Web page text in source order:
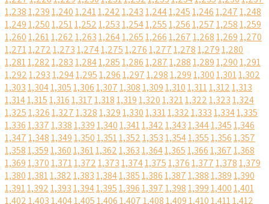
1,2381,2391,2401,2411,2421,2431,2441,2451,2461,2471,248
1,2491,2501,2511,2521,2531,2541,2551,2561,2571,2581,259
1,2601,2611,2621,2631,2641,2651,2661,2671,2681,2691,270
1,2711,2721,2731,2741,2751,2761,2771,2781,2791,280
1,2811,2821,2831,2841,2851,2861,2871,2881,2891,2901,291
1,2921,2931,2941,2951,2961,2971,2981,2991,3001,3011,302
1,3031,3041,3051,3061,3071,3081,3091,3101,3111,3121,313
1,3141,3151,3161,3171,3181,3191,3201,3211,3221,3231,324
1,3251,3261,3271,3281,3291,3301,3311,3321,3331,3341,335
1,3361,3371,3381,3391,3401,3411,3421,3431,3441,3451,346
1,3471,3481,3491,3501,3511,3521,3531,3541,3551,3561,357
1,3581,3591,3601,3611,3621,3631,3641,3651,3661,3671,368
1,3691,3701,3711,3721,3731,3741,3751,3761,3771,3781,379
1,3801,3811,3821,3831,3841,3851,3861,3871,3881,3891,390
1,3911,3921,3931,3941,3951,3961,3971,3981,3991,4001,401
1,4021,4031,4041,4051,4061,4071,4081,4091,4101,4111,412